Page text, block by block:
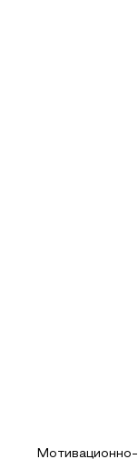
Мотивационно-